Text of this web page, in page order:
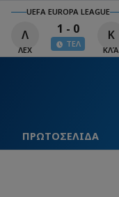
UEFA EUROPA LEAGUE
Λ
ΛΕΧ
1 - 0
ΤΕΛ
Κ
ΚΛΆ
ΠΡΩΤΟΣΕΛΙΔΑ